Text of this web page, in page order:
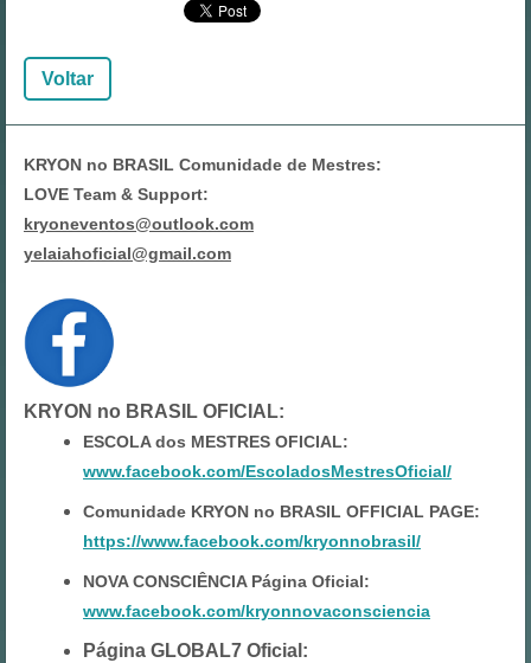
Voltar
KRYON no BRASIL Comunidade de Mestres:
LOVE Team & Support:
kryoneventos@outlook.com
yelaiahoficial@gmail.com
KRYON no BRASIL OFICIAL:
ESCOLA dos MESTRES OFICIAL:
www.facebook.com/EscoladosMestresOficial/
Comunidade KRYON no BRASIL OFFICIAL PAGE:
https://www.facebook.com/kryonnobrasil/
NOVA CONSCIÊNCIA Página Oficial:
www.facebook.com/kryonnovaconsciencia
Página GLOBAL7 Oficial: